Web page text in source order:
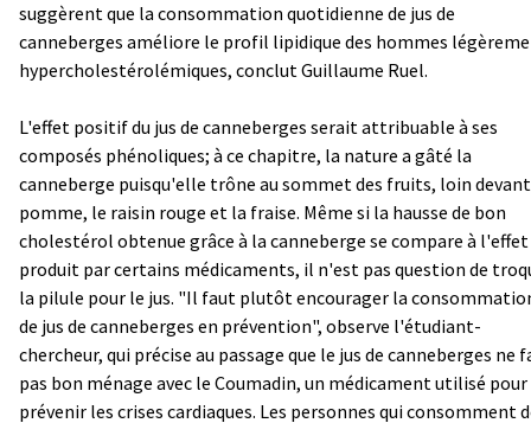
suggèrent que la consommation quotidienne de jus de
canneberges améliore le profil lipidique des hommes
hypercholestérolémiques, conclut Guillaume Ruel.
L'effet positif du jus de canneberges serait attribuable à ses
composés phénoliques; à ce chapitre, la nature a gâté la
canneberge puisqu'elle trône au sommet des fruits, loin
pomme, le raisin rouge et la fraise. Même si la hausse de bon
cholestérol obtenue grâce à la canneberge se compare à l'effet
produit par certains médicaments, il n'est pas question de
la pilule pour le jus. "Il faut plutôt encourager la
de jus de canneberges en prévention", observe l'étudiant-
chercheur, qui précise au passage que le jus de canneberges ne
pas bon ménage avec le Coumadin, un médicament utilisé pour
prévenir les crises cardiaques. Les personnes qui consomment